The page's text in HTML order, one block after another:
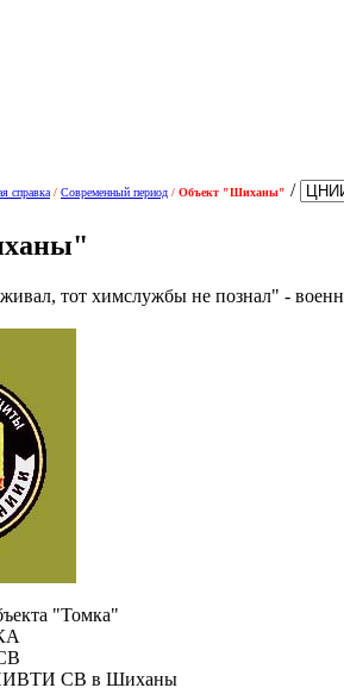
справка / Современный период / Объект "Шиханы" /
тот химслужбы не познал" -
"Томка"
СВ в Шиханы